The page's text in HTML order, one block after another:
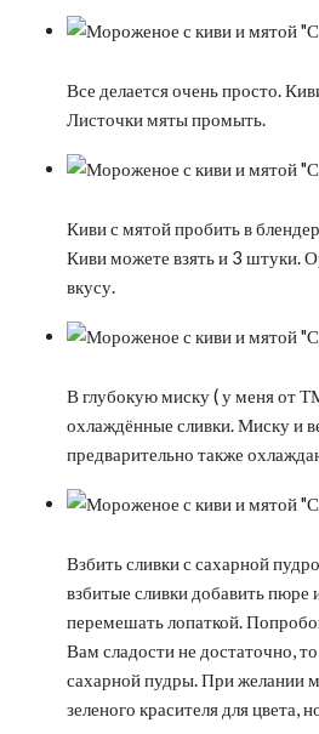
Все делается очень просто.
Листочки мяты промыть.
Киви с мятой пробить в
Киви можете взять и 3 штуки.
вкусу.
В глубокую миску ( у меня от
охлаждённые сливки. Миску и
предварительно также
Взбить сливки с сахарной
взбитые сливки добавить пюре
перемешать лопаткой.
Вам сладости не достаточно,
сахарной пудры. При желании
зеленого красителя для цвета,